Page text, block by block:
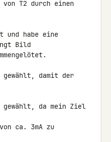
und habe eine
Bild
gewählt, da mein Ziel
ca. 3mA zu